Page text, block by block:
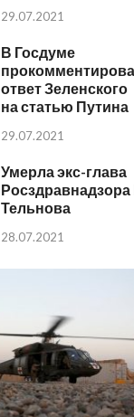
29.07.2021
В Госдуме
ответ Зеленского
на статью Путина
29.07.2021
Умерла экс-глава
Тельнова
28.07.2021